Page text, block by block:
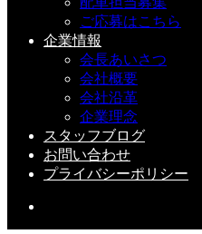
ご応募はこちら
企業情報
会長あいさつ
会社概要
会社沿革
企業理念
スタッフブログ
お問い合わせ
プライバシーポリシー
『トラック・退車式』
2020-01-20(Mon)